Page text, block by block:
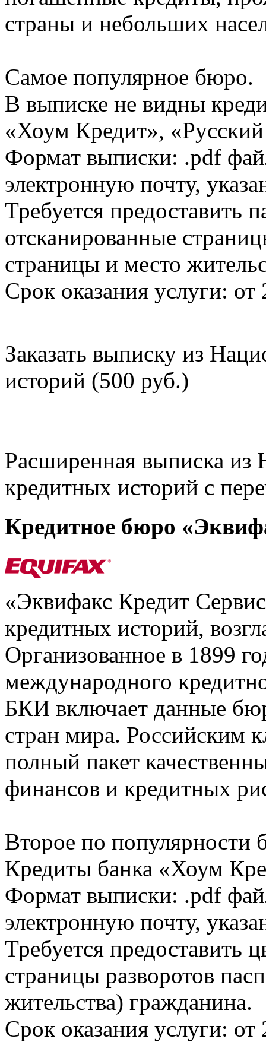
страны и небольших
Самое популярное бюро.
В выписке не видны
«Хоум Кредит»,
Формат выписки: .pdf
электронную почту,
Требуется предоставить
отсканированные
страницы и место
Срок оказания услуги: от
Заказать выписку из
историй (500 руб.)
Расширенная выписка из
кредитных историй с
Кредитное бюро
«Эквифакс Кредит
кредитных историй,
Организованное в 1899
международного
БКИ включает данные
стран мира. Российским
полный пакет
финансов и кредитных
Второе по популярности
Кредиты банка «Хоум
Формат выписки: .pdf
электронную почту,
Требуется предоставить
страницы разворотов
жительства) гражданина.
Срок оказания услуги: от